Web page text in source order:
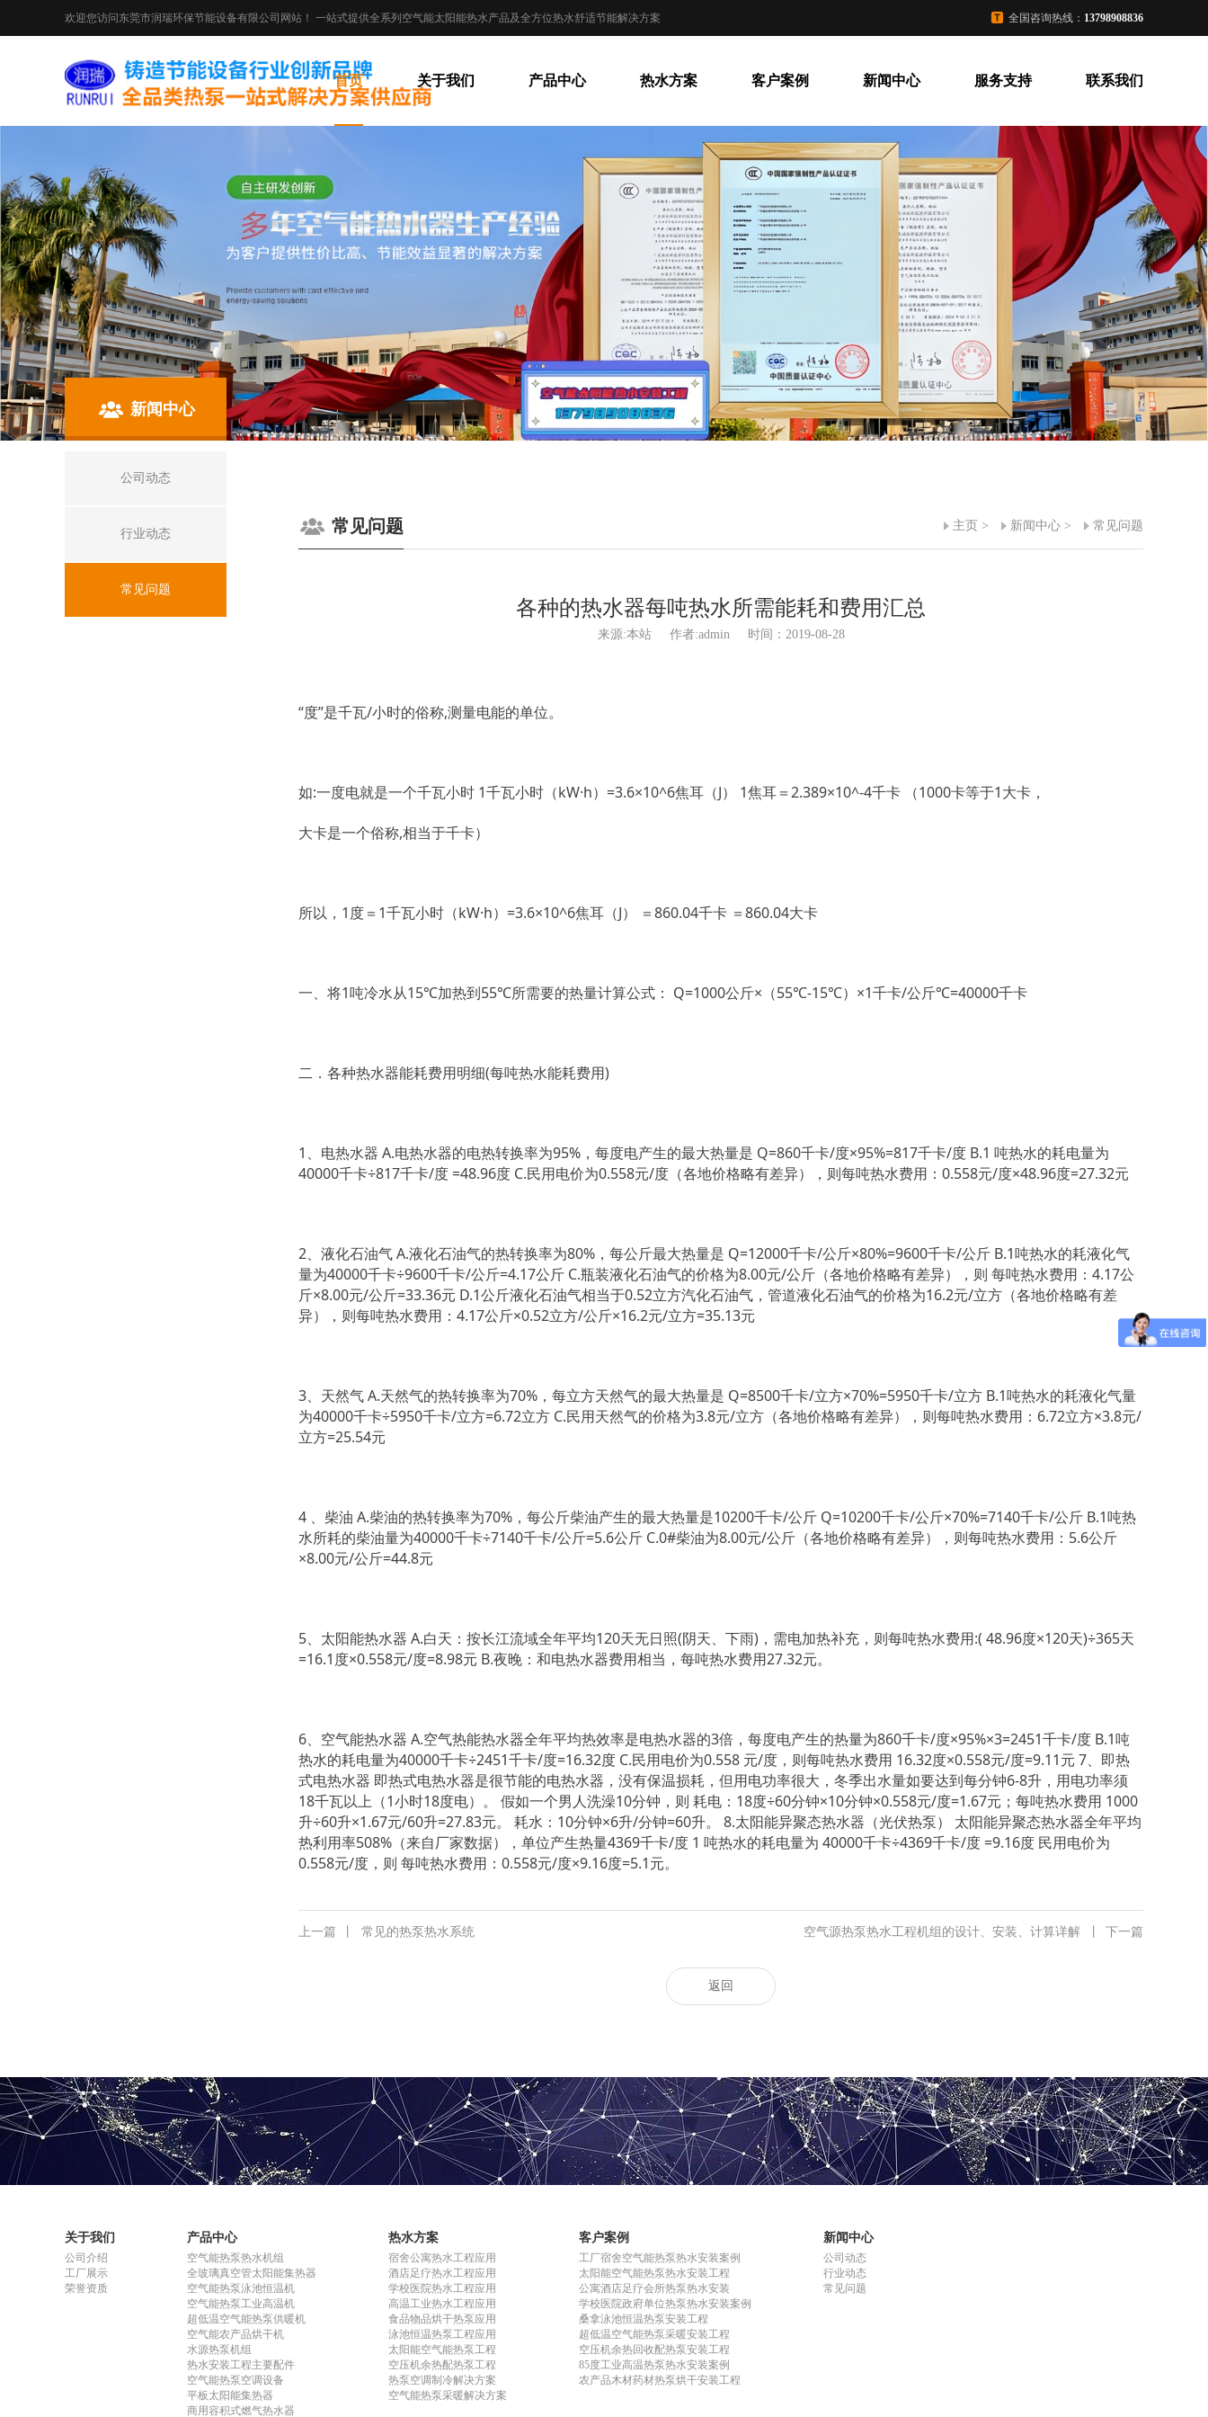
欢迎您访问东莞市润瑞环保节能设备有限公司网站！ 一站式提供全系列空气能太阳能热水产品及全方位热水舒适节能解决方案 全国咨询热线： 13798908836
首页 关于我们 产品中心 热水方案 客户案例 新闻中心 服务支持 联系我们
新闻中心
公司动态
行业动态
常见问题
常见问题 主页 > 新闻中心 > 常见问题
各种的热水器每吨热水所需能耗和费用汇总
来源:本站 作者:admin 时间：2019-08-28
“度”是千瓦/小时的俗称,测量电能的单位。
如:一度电就是一个千瓦小时 1千瓦小时（kW·h）=3.6×10^6焦耳（J） 1焦耳＝2.389×10^-4千卡 （1000卡等于1大卡，
大卡是一个俗称,相当于千卡）
所以，1度＝1千瓦小时（kW·h）=3.6×10^6焦耳（J） ＝860.04千卡 ＝860.04大卡
一、将1吨冷水从15℃加热到55℃所需要的热量计算公式： Q=1000公斤×（55℃-15℃）×1千卡/公斤℃=40000千卡
二．各种热水器能耗费用明细(每吨热水能耗费用)
1、电热水器 A.电热水器的电热转换率为95%，每度电产生的最大热量是 Q=860千卡/度×95%=817千卡/度 B.1 吨热水的耗电量为
40000千卡÷817千卡/度 =48.96度 C.民用电价为0.558元/度（各地价格略有差异），则每吨热水费用：0.558元/度×48.96度=27.32元
2、液化石油气 A.液化石油气的热转换率为80%，每公斤最大热量是 Q=12000千卡/公斤×80%=9600千卡/公斤 B.1吨热水的耗液化气
量为40000千卡÷9600千卡/公斤=4.17公斤 C.瓶装液化石油气的价格为8.00元/公斤（各地价格略有差异），则 每吨热水费用：4.17公
斤×8.00元/公斤=33.36元 D.1公斤液化石油气相当于0.52立方汽化石油气，管道液化石油气的价格为16.2元/立方（各地价格略有差
异），则每吨热水费用：4.17公斤×0.52立方/公斤×16.2元/立方=35.13元
3、天然气 A.天然气的热转换率为70%，每立方天然气的最大热量是 Q=8500千卡/立方×70%=5950千卡/立方 B.1吨热水的耗液化气量
为40000千卡÷5950千卡/立方=6.72立方 C.民用天然气的价格为3.8元/立方（各地价格略有差异），则每吨热水费用：6.72立方×3.8元/
立方=25.54元
4 、柴油 A.柴油的热转换率为70%，每公斤柴油产生的最大热量是10200千卡/公斤 Q=10200千卡/公斤×70%=7140千卡/公斤 B.1吨热
水所耗的柴油量为40000千卡÷7140千卡/公斤=5.6公斤 C.0#柴油为8.00元/公斤（各地价格略有差异），则每吨热水费用：5.6公斤
×8.00元/公斤=44.8元
5、太阳能热水器 A.白天：按长江流域全年平均120天无日照(阴天、下雨)，需电加热补充，则每吨热水费用:( 48.96度×120天)÷365天
=16.1度×0.558元/度=8.98元 B.夜晚：和电热水器费用相当，每吨热水费用27.32元。
6、空气能热水器 A.空气热能热水器全年平均热效率是电热水器的3倍，每度电产生的热量为860千卡/度×95%×3=2451千卡/度 B.1吨
热水的耗电量为40000千卡÷2451千卡/度=16.32度 C.民用电价为0.558 元/度，则每吨热水费用 16.32度×0.558元/度=9.11元 7、即热
式电热水器 即热式电热水器是很节能的电热水器，没有保温损耗，但用电功率很大，冬季出水量如要达到每分钟6-8升，用电功率须
18千瓦以上（1小时18度电）。 假如一个男人洗澡10分钟，则 耗电：18度÷60分钟×10分钟×0.558元/度=1.67元；每吨热水费用 1000
升÷60升×1.67元/60升=27.83元。 耗水：10分钟×6升/分钟=60升。 8.太阳能异聚态热水器（光伏热泵） 太阳能异聚态热水器全年平均
热利用率508%（来自厂家数据），单位产生热量4369千卡/度 1 吨热水的耗电量为 40000千卡÷4369千卡/度 =9.16度 民用电价为
0.558元/度，则 每吨热水费用：0.558元/度×9.16度=5.1元。
上一篇 常见的热泵热水系统 下一篇
空气源热泵热水工程机组的设计、安装、计算详解
返回
关于我们
公司介绍
工厂展示
荣誉资质
产品中心
空气能热泵热水机组
全玻璃真空管太阳能集热器
空气能热泵泳池恒温机
空气能热泵工业高温机
超低温空气能热泵供暖机
空气能农产品烘干机
水源热泵机组
热水安装工程主要配件
空气能热泵空调设备
平板太阳能集热器
商用容积式燃气热水器
热水方案
宿舍公寓热水工程应用
酒店足疗热水工程应用
学校医院热水工程应用
高温工业热水工程应用
食品物品烘干热泵应用
泳池恒温热泵工程应用
太阳能空气能热泵工程
空压机余热配热泵工程
热泵空调制冷解决方案
空气能热泵采暖解决方案
客户案例
工厂宿舍空气能热泵热水安装案例
太阳能空气能热泵热水安装工程
公寓酒店足疗会所热泵热水安装
学校医院政府单位热泵热水安装案例
桑拿泳池恒温热泵安装工程
超低温空气能热泵采暖安装工程
空压机余热回收配热泵安装工程
85度工业高温热泵热水安装案例
农产品木材药材热泵烘干安装工程
新闻中心
公司动态
行业动态
常见问题